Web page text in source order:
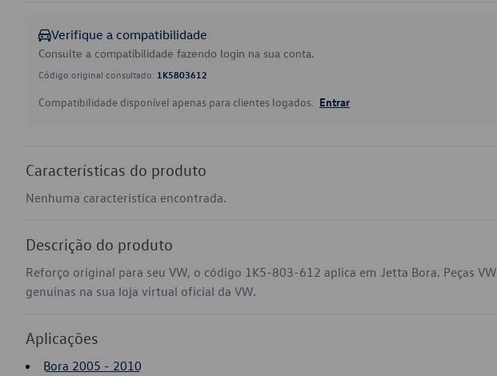
Verifique a compatibilidade
Consulte a compatibilidade fazendo login na sua conta.
Código original consultado: 1K5803612
Compatibilidade disponível apenas para clientes logados. Entrar
Características do produto
Nenhuma característica encontrada.
Descrição do produto
Reforço original para seu VW, o código 1K5-803-612 aplica em Jetta Bora. Peças VW
genuínas na sua loja virtual oficial da VW.
Aplicações
Bora 2005 - 2010